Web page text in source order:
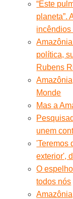
“Este
planeta”.
incêndios
política,
Rubens
Monde
Mas a
unem
'Teremos
exterior',
O
todos nós